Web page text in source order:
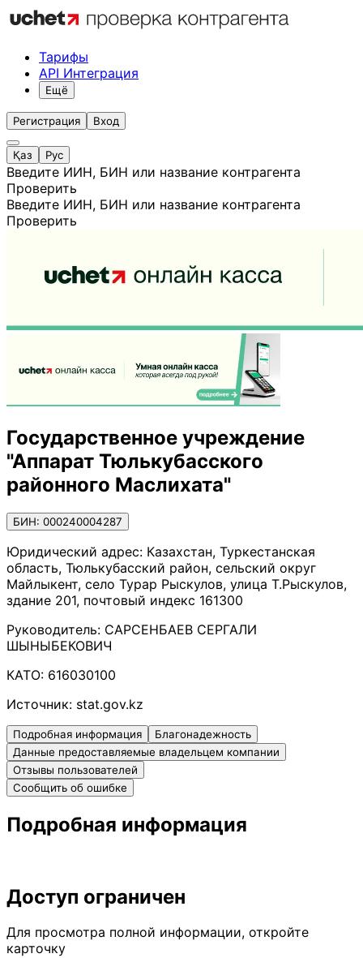
Тарифы
API Интеграция
Ещё
Регистрация Вход
Қаз Рус
Введите ИИН, БИН или название контрагента
Проверить
Введите ИИН, БИН или название контрагента
Проверить
Государственное учреждение
"Аппарат Тюлькубасского
районного Маслихата"
БИН: 000240004287
Юридический адрес: Казахстан, Туркестанская
область, Тюлькубасский район, сельский округ
Майлыкент, село Турар Рыскулов, улица Т.Рыскулов,
здание 201, почтовый индекс 161300
Руководитель: САРСЕНБАЕВ СЕРГАЛИ
ШЫНЫБЕКОВИЧ
КАТО: 616030100
Источник: stat.gov.kz
Подробная информация
Благонадежность
Данные предоставляемые владельцем компании
Отзывы пользователей
Сообщить об ошибке
Подробная информация
Доступ ограничен
Для просмотра полной информации, откройте
карточку